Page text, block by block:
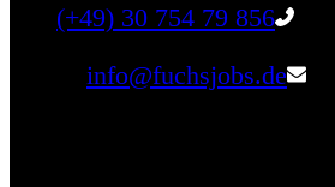
(+49) 30 754 79 856
info@fuchsjobs.de